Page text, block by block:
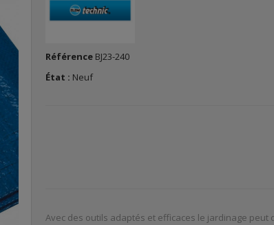
Référence BJ23-240
État : Neuf
Avec des outils adaptés et efficaces le jardinage peut